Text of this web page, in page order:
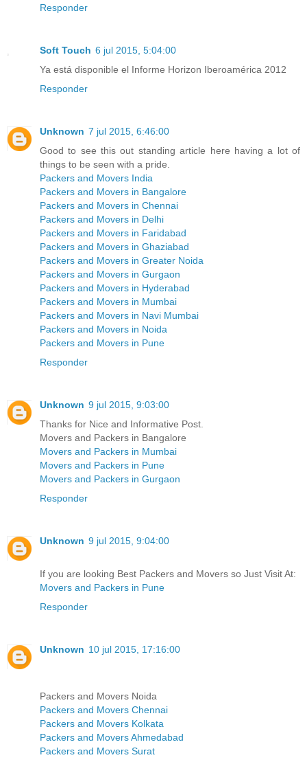
Responder
Soft Touch 6 jul 2015, 5:04:00
Ya está disponible el Informe Horizon Iberoamérica 2012
Responder
Unknown 7 jul 2015, 6:46:00
Good to see this out standing article here having a lot of
things to be seen with a pride.
Packers and Movers India
Packers and Movers in Bangalore
Packers and Movers in Chennai
Packers and Movers in Delhi
Packers and Movers in Faridabad
Packers and Movers in Ghaziabad
Packers and Movers in Greater Noida
Packers and Movers in Gurgaon
Packers and Movers in Hyderabad
Packers and Movers in Mumbai
Packers and Movers in Navi Mumbai
Packers and Movers in Noida
Packers and Movers in Pune
Responder
Unknown 9 jul 2015, 9:03:00
Thanks for Nice and Informative Post.
Movers and Packers in Bangalore
Movers and Packers in Mumbai
Movers and Packers in Pune
Movers and Packers in Gurgaon
Responder
Unknown 9 jul 2015, 9:04:00
If you are looking Best Packers and Movers so Just Visit At:
Movers and Packers in Pune
Responder
Unknown 10 jul 2015, 17:16:00
Packers and Movers Noida
Packers and Movers Chennai
Packers and Movers Kolkata
Packers and Movers Ahmedabad
Packers and Movers Surat